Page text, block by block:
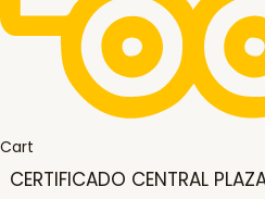
Cart
CERTIFICADO CENTRAL